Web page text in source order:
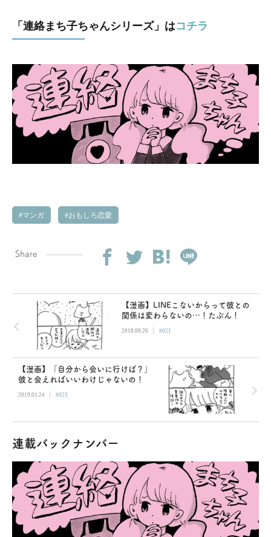
「連絡まち子ちゃんシリーズ」はコチラ
マンガ おもしろ恋愛
Share
【漫画】LINEこないからって彼との
関係は変わらないの…！たぶん！
2018.09.26 | #021
【漫画】「自分から会いに行けば？」
彼と会えればいいわけじゃないの！
2019.01.24 | #023
連載バックナンバー